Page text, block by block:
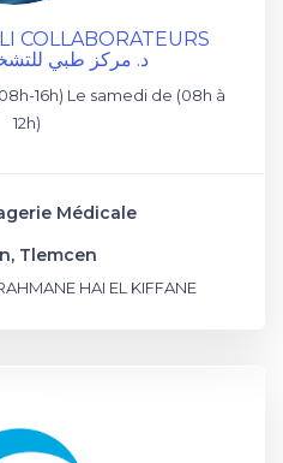
COLLABORATEURS
د. مركز طبي
16h) Le samedi de (08h à
12h)
Médicale
Tlemcen
HAI EL KIFFANE